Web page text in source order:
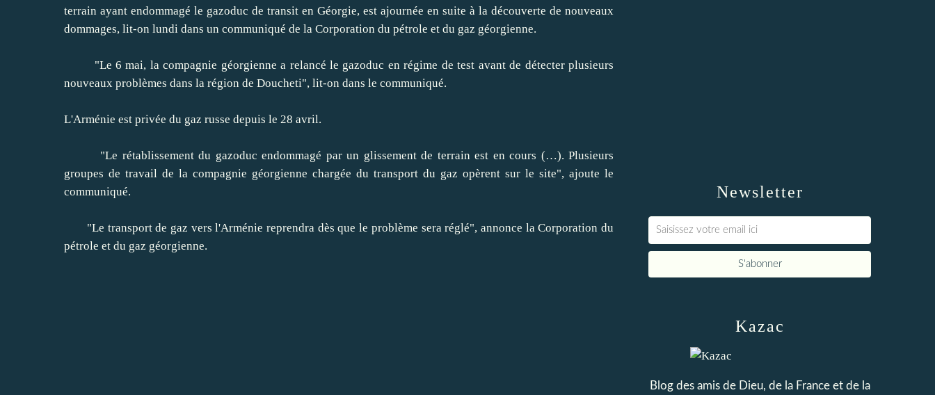
terrain ayant endommagé le gazoduc de transit en Géorgie, est ajournée en suite à la découverte de nouveaux
dommages, lit-on lundi dans un communiqué de la Corporation du pétrole et du gaz géorgienne.
"Le 6 mai, la compagnie géorgienne a relancé le gazoduc en régime de test avant de détecter plusieurs
nouveaux problèmes dans la région de Doucheti", lit-on dans le communiqué.
L'Arménie est privée du gaz russe depuis le 28 avril.
"Le rétablissement du gazoduc endommagé par un glissement de terrain est en cours (…). Plusieurs
groupes de travail de la compagnie géorgienne chargée du transport du gaz opèrent sur le site", ajoute le
communiqué.
"Le transport de gaz vers l'Arménie reprendra dès que le problème sera réglé", annonce la Corporation du
pétrole et du gaz géorgienne.
Newsletter
Kazac
Blog des amis de Dieu, de la France et de la